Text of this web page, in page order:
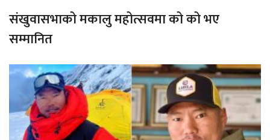
संखुवासभाको मकालु महोत्सवमा को को भए
सम्मानित